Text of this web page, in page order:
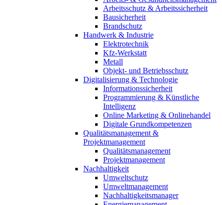
Arbeitsschutz & Arbeitssicherheit
Bausicherheit
Brandschutz
Handwerk & Industrie
Elektrotechnik
Kfz-Werkstatt
Metall
Objekt- und Betriebsschutz
Digitalisierung & Technologie
Informationssicherheit
Programmierung & Künstliche
Intelligenz
Online Marketing & Onlinehandel
Digitale Grundkompetenzen
Qualitätsmanagement &
Projektmanagement
Qualitätsmanagement
Projektmanagement
Nachhaltigkeit
Umweltschutz
Umweltmanagement
Nachhaltigkeitsmanager